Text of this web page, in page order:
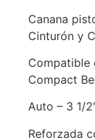
Canana
Cinturón y
Compatible
Compact
Auto – 3 1/
Reforzada